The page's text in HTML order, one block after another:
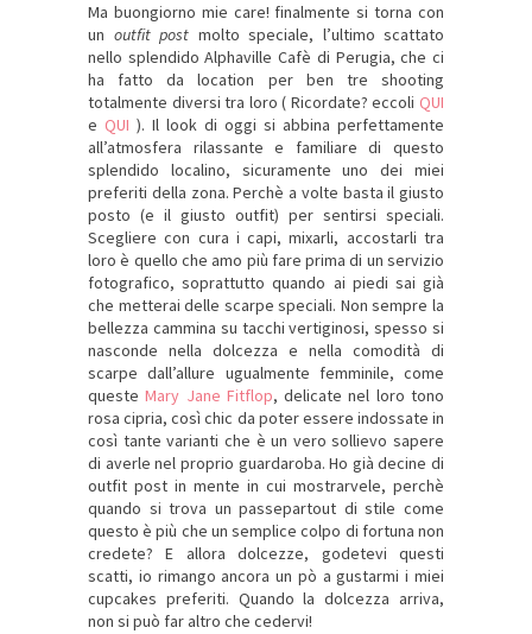
Ma buongiorno mie care! finalmente si torna con
un outfit post molto speciale, l’ultimo scattato
nello splendido Alphaville Cafè di Perugia, che ci
ha fatto da location per ben tre shooting
totalmente diversi tra loro ( Ricordate? eccoli QUI
e QUI ). Il look di oggi si abbina perfettamente
all’atmosfera rilassante e familiare di questo
splendido localino, sicuramente uno dei miei
preferiti della zona. Perchè a volte basta il giusto
posto (e il giusto outfit) per sentirsi speciali.
Scegliere con cura i capi, mixarli, accostarli tra
loro è quello che amo più fare prima di un servizio
fotografico, soprattutto quando ai piedi sai già
che metterai delle scarpe speciali. Non sempre la
bellezza cammina su tacchi vertiginosi, spesso si
nasconde nella dolcezza e nella comodità di
scarpe dall’allure ugualmente femminile, come
questeMary Jane Fitflop, delicate nel loro tono
rosa cipria, così chic da poter essere indossate in
così tante varianti che è un vero sollievo sapere
di averle nel proprio guardaroba. Ho già decine di
outfit post in mente in cui mostrarvele, perchè
quando si trova un passepartout di stile come
questo è più che un semplice colpo di fortuna non
credete? E allora dolcezze, godetevi questi
scatti, io rimango ancora un pò a gustarmi i miei
cupcakes preferiti. Quando la dolcezza arriva,
non si può far altro che cedervi!